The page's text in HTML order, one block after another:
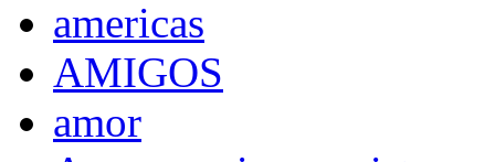
americas
AMIGOS
amor